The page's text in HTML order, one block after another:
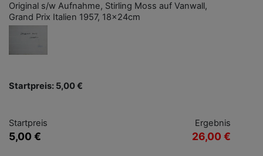
Original s/w Aufnahme, Stirling Moss auf Vanwall,
Grand Prix Italien 1957, 18x24cm
Startpreis: 5,00 €
Startpreis
5,00 €
Ergebnis
26,00 €